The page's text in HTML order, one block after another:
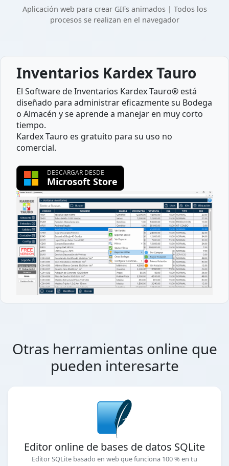
Aplicación web para crear GIFs animados | Todos los
procesos se realizan en el navegador
Inventarios Kardex Tauro
El Software de Inventarios Kardex Tauro® está
diseñado para administrar eficazmente su Bodega
o Almacén y se aprende a manejar en muy corto
tiempo.
Kardex Tauro es gratuito para su uso no
comercial.
DESCARGAR DESDE
Microsoft Store
Otras herramientas online que
pueden interesarte
Editor online de bases de datos SQLite
Editor SQLite basado en web que funciona 100 % en tu